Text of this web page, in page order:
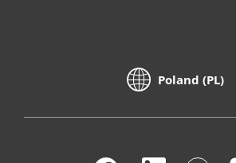
Poland (PL)